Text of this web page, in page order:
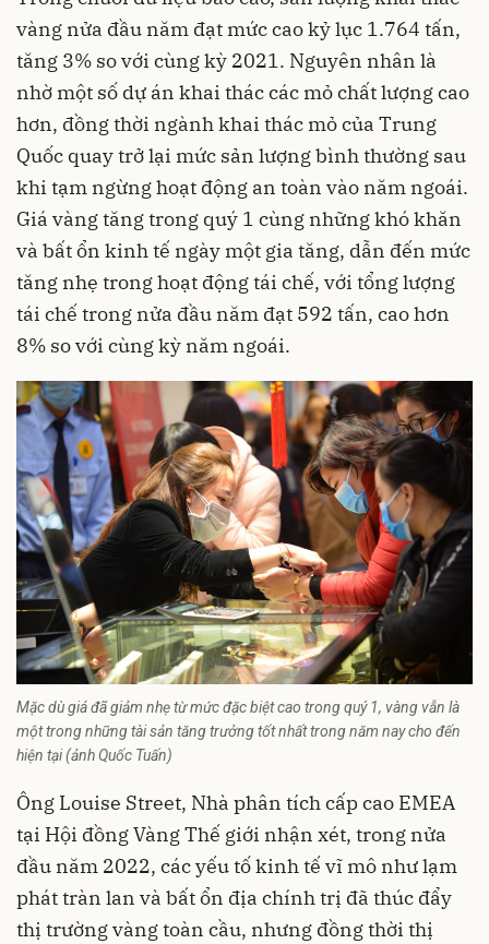
vàng nửa đầu năm đạt mức cao kỷ lục 1.764 tấn,
tăng 3% so với cùng kỳ 2021. Nguyên nhân là
nhờ một số dự án khai thác các mỏ chất lượng cao
hơn, đồng thời ngành khai thác mỏ của Trung
Quốc quay trở lại mức sản lượng bình thường sau
khi tạm ngừng hoạt động an toàn vào năm ngoái.
Giá vàng tăng trong quý 1 cùng những khó khăn
và bất ổn kinh tế ngày một gia tăng, dẫn đến mức
tăng nhẹ trong hoạt động tái chế, với tổng lượng
tái chế trong nửa đầu năm đạt 592 tấn, cao hơn
8% so với cùng kỳ năm ngoái.
Mặc dù giá đã giảm nhẹ từ mức đặc biệt cao trong quý 1, vàng vẫn là
một trong những tài sản tăng trưởng tốt nhất trong năm nay cho đến
hiện tại (ảnh Quốc Tuấn)
Ông Louise Street, Nhà phân tích cấp cao EMEA
tại Hội đồng Vàng Thế giới nhận xét, trong nửa
đầu năm 2022, các yếu tố kinh tế vĩ mô như lạm
phát tràn lan và bất ổn địa chính trị đã thúc đẩy
thị trường vàng toàn cầu, nhưng đồng thời thị